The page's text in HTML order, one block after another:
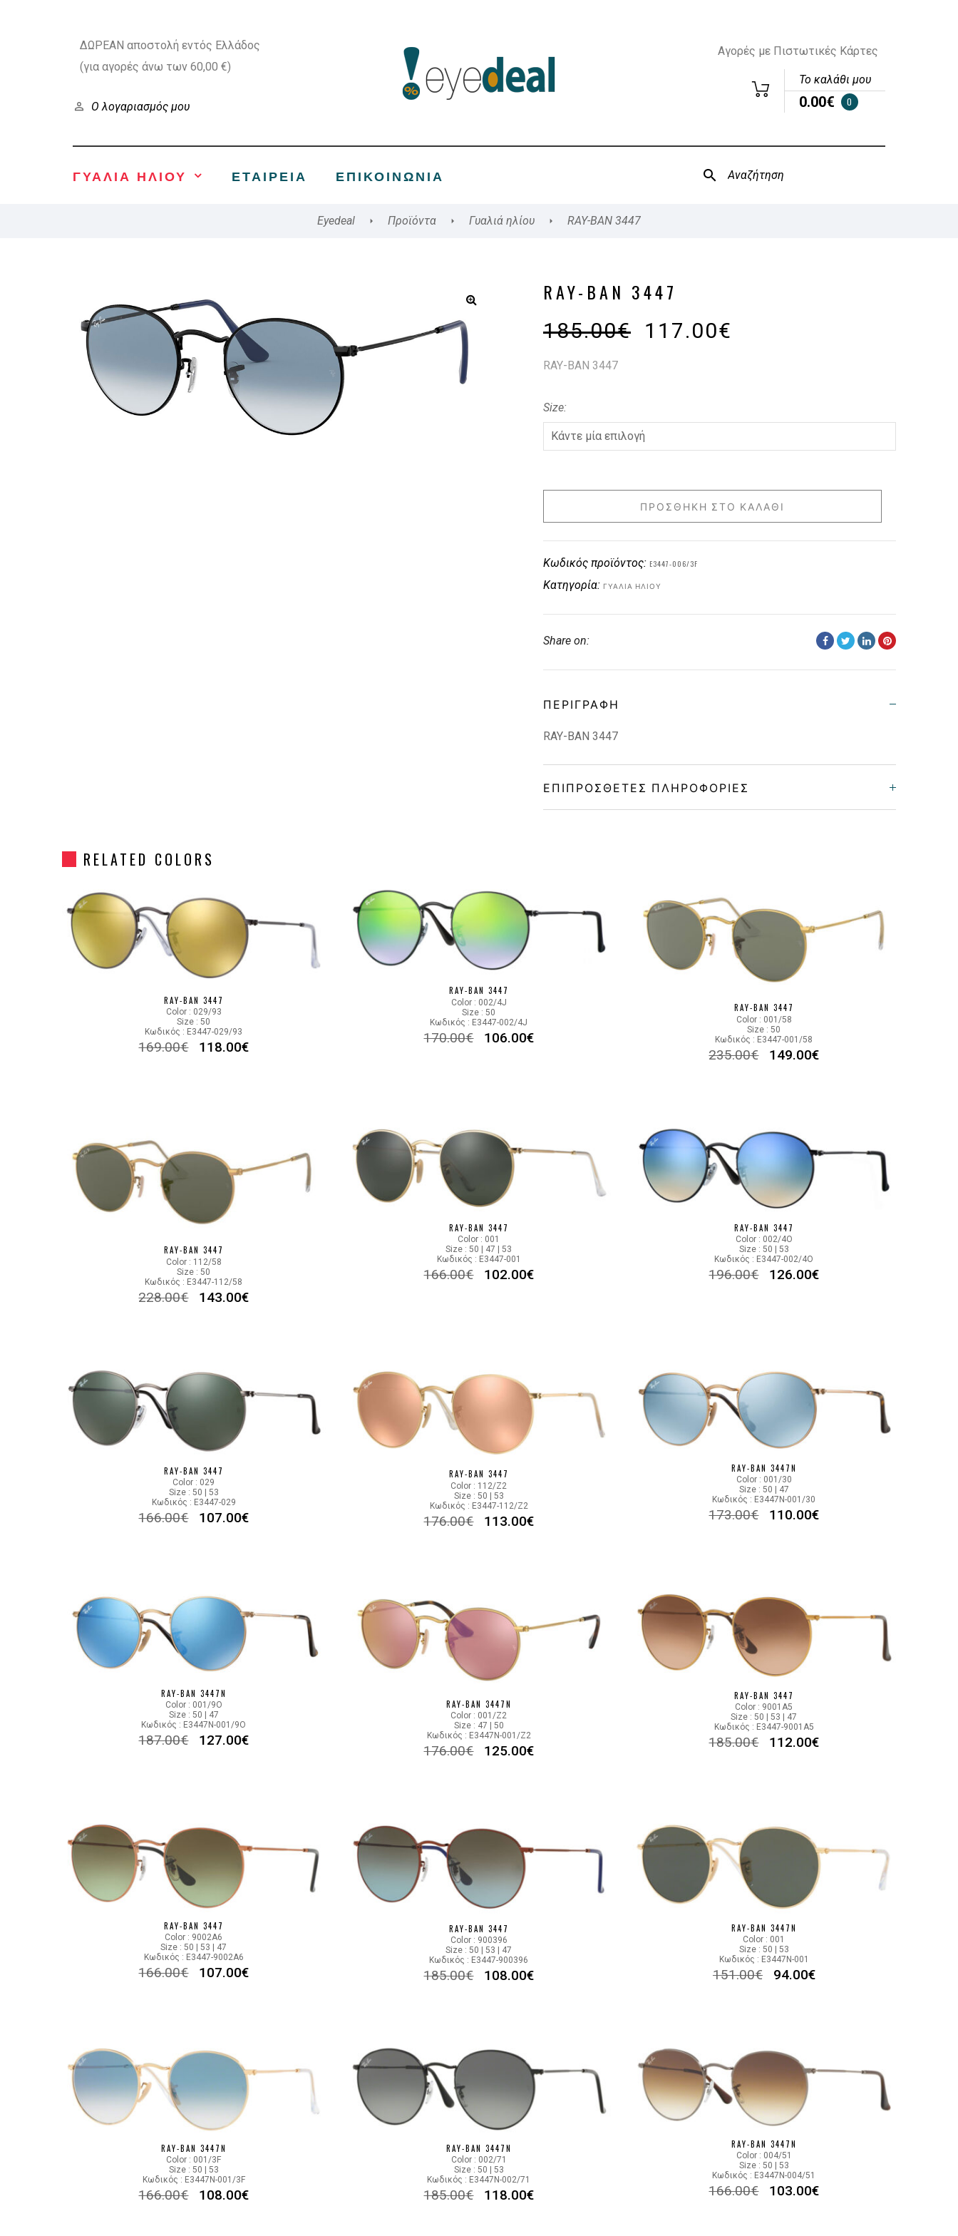
ΔΩΡΕΑΝ αποστολή εντός Ελλάδος
(για αγορές άνω των 60,00 €)
Ο λογαριασμός μου
Αγορές με Πιστωτικές Κάρτες
Το καλάθι μου
0.00€ 0
ΓΥΑΛΙΑ ΗΛΙΟΥ ΕΤΑΙΡΕΊΑ ΕΠΙΚΟΙΝΩΝΊΑ
Eyedeal Προϊόντα Γυαλιά ηλίου RAY-BAN 3447
RAY-BAN 3447
185.00€ 117.00€
RAY-BAN 3447
Size
ΠΡΟΣΘΉΚΗ ΣΤΟ ΚΑΛΆΘΙ
Κωδικός προϊόντος: E3447-006/3F
Κατηγορία: ΓΥΑΛΙΆ ΗΛΊΟΥ
Share on:
ΠΕΡΙΓΡΑΦΉ
RAY-BAN 3447
ΕΠΙΠΡΌΣΘΕΤΕΣ ΠΛΗΡΟΦΟΡΊΕΣ
MATTE BLACK
Lens Color GRADIENT BLUE
006/3F
RELATED COLORS
RAY-BAN 3447
Color : 029/93
Size : 50
Κωδικός : E3447-029/93
169.00€ 118.00€
RAY-BAN 3447
Color : 002/4J
Size : 50
Κωδικός : E3447-002/4J
170.00€ 106.00€
RAY-BAN 3447
Color : 001/58
Size : 50
Κωδικός : E3447-001/58
235.00€ 149.00€
RAY-BAN 3447
Color : 112/58
Size : 50
Κωδικός : E3447-112/58
228.00€ 143.00€
RAY-BAN 3447
Color : 001
Size : 50 | 47 | 53
Κωδικός : E3447-001
166.00€ 102.00€
RAY-BAN 3447
Color : 002/4O
Size : 50 | 53
Κωδικός : E3447-002/4O
196.00€ 126.00€
RAY-BAN 3447
Color : 029
Size : 50 | 53
Κωδικός : E3447-029
166.00€ 107.00€
RAY-BAN 3447
Color : 112/Z2
Size : 50 | 53
Κωδικός : E3447-112/Z2
176.00€ 113.00€
RAY-BAN 3447N
Color : 001/30
Size : 50 | 47
Κωδικός : E3447N-001/30
173.00€ 110.00€
RAY-BAN 3447N
Color : 001/9O
Size : 50 | 47
Κωδικός : E3447N-001/9O
187.00€ 127.00€
RAY-BAN 3447N
Color : 001/Z2
Size : 47 | 50
Κωδικός : E3447N-001/Z2
176.00€ 125.00€
RAY-BAN 3447
Color : 9001A5
Size : 50 | 53 | 47
Κωδικός : E3447-9001A5
185.00€ 112.00€
RAY-BAN 3447
Color : 9002A6
Size : 50 | 53 | 47
Κωδικός : E3447-9002A6
166.00€ 107.00€
RAY-BAN 3447
Color : 900396
Size : 50 | 53 | 47
Κωδικός : E3447-900396
185.00€ 108.00€
RAY-BAN 3447N
Color : 001
Size : 50 | 53
Κωδικός : E3447N-001
151.00€ 94.00€
RAY-BAN 3447N
Color : 001/3F
Size : 50 | 53
Κωδικός : E3447N-001/3F
166.00€ 108.00€
RAY-BAN 3447N
Color : 002/71
Size : 50 | 53
Κωδικός : E3447N-002/71
185.00€ 118.00€
RAY-BAN 3447N
Color : 004/51
Size : 50 | 53
Κωδικός : E3447N-004/51
166.00€ 103.00€